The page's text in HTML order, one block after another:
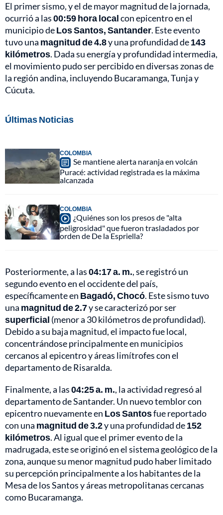
El primer sismo, y el de mayor magnitud de la jornada,
ocurrió a las00:59 hora localcon epicentro en el
municipio deLos Santos, Santander. Este evento
tuvo una magnitud de 4.8y una profundidad de143
kilómetros. Dada su energía y profundidad intermedia,
el movimiento pudo ser percibido en diversas zonas de
la región andina, incluyendo Bucaramanga, Tunja y
Cúcuta.
Últimas Noticias
COLOMBIA
Se mantiene alerta naranja en volcán
Puracé: actividad registrada es la máxima
alcanzada
COLOMBIA
¿Quiénes son los presos de "alta
peligrosidad" que fueron trasladados por
orden de De la Espriella?
Posteriormente, a las04:17 a. m., se registró un
segundo evento en el occidente del país,
específicamente en Bagadó, Chocó. Este sismo tuvo
una magnitud de 2.7y se caracterizó por ser
superficial (menor a 30 kilómetros de profundidad).
Debido a su baja magnitud, el impacto fue local,
concentrándose principalmente en municipios
cercanos al epicentro y áreas limítrofes con el
departamento de Risaralda.
Finalmente, a las04:25 a. m., la actividad regresó al
departamento de Santander. Un nuevo temblor con
epicentro nuevamente en Los Santosfue reportado
con una magnitud de 3.2y una profundidad de152
kilómetros. Al igual que el primer evento de la
madrugada, este se originó en el sistema geológico de la
zona, aunque su menor magnitud pudo haber limitado
su percepción principalmente a los habitantes de la
Mesa de los Santos y áreas metropolitanas cercanas
como Bucaramanga.